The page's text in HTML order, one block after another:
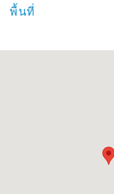
พื้นที่